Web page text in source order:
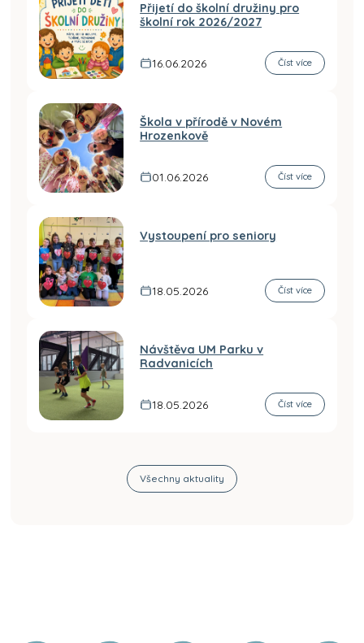
Přijetí do školní družiny pro
školní rok 2026/2027
16.06.2026 Číst více
Škola v přírodě v Novém
Hrozenkově
01.06.2026 Číst více
Vystoupení pro seniory
18.05.2026 Číst více
Návštěva UM Parku v
Radvanicích
18.05.2026 Číst více
Všechny aktuality